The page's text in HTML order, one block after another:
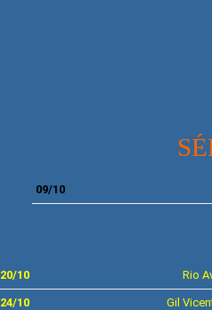
09/10
20/10 Rio
24/10
Gil